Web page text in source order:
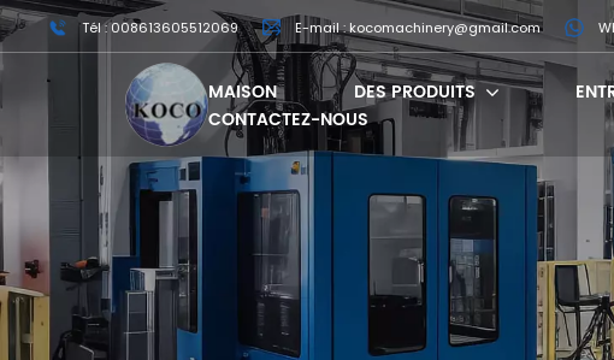
Tél : 008613605512069 E-mail : kocomachinery@gmail.com
MAISON DES PRODUITS
CONTACTEZ-NOUS